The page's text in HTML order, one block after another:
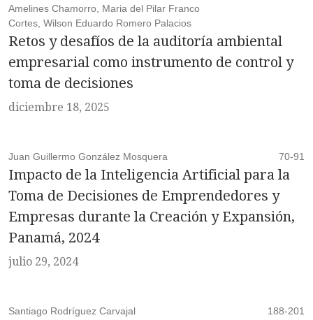
Amelines Chamorro, Maria del Pilar Franco
Cortes, Wilson Eduardo Romero Palacios
Retos y desafíos de la auditoría ambiental
empresarial como instrumento de control y
toma de decisiones
diciembre 18, 2025
Juan Guillermo González Mosquera 70-91
Impacto de la Inteligencia Artificial para la
Toma de Decisiones de Emprendedores y
Empresas durante la Creación y Expansión,
Panamá, 2024
julio 29, 2024
Santiago Rodríguez Carvajal 188-201